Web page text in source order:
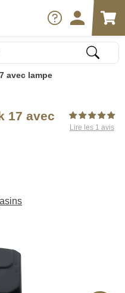
avec lampe
17 avec
Lire les 1 avis